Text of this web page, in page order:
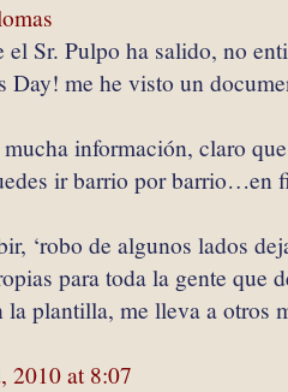
el Sr. Pulpo ha salido, no
Day! me he visto un
información, claro
ir barrio por barrio…en
‘robo de algunos lados
para toda la gente que
la plantilla, me lleva a otros
2010 at 8:07